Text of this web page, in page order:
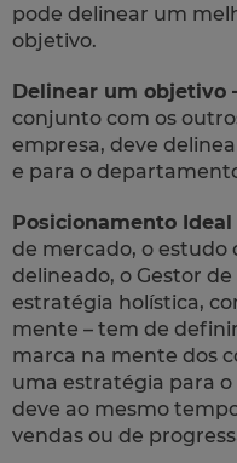
pode delinear um
objetivo.
Delinear um objetivo
conjunto com os
empresa, deve
e para o
Posicionamento Ideal
de mercado, o estudo
delineado, o Gestor
estratégia holística,
mente – tem de
marca na mente dos
uma estratégia para
deve ao mesmo
vendas ou de